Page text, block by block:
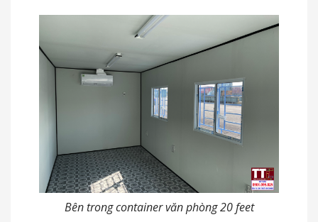
Bên trong container văn phòng 20 feet